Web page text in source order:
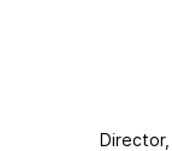
Director,